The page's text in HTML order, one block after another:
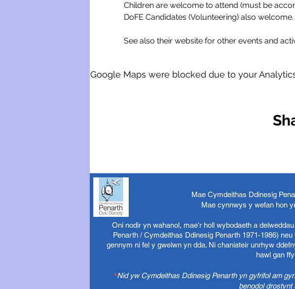
Children are welcome to attend (must be
DoFE Candidates (Volunteering) also welcome.
See also their website for other events and
Google Maps were blocked due to your
Mae Cymdeithas Ddinesig
Mae cynnwys y wefan hon
Oni nodir yn wahanol, mae'r holl wybodaeth a
Penarth / Cymdeithas Ddinesig Penarth 1971-1986)
gennym ni fel y gwelwn yn dda. Ni chaniateir unrhyw
hawl gan
*Nid yw Cymdeithas Ddinesig Penarth yn gyfrifol am
benodol